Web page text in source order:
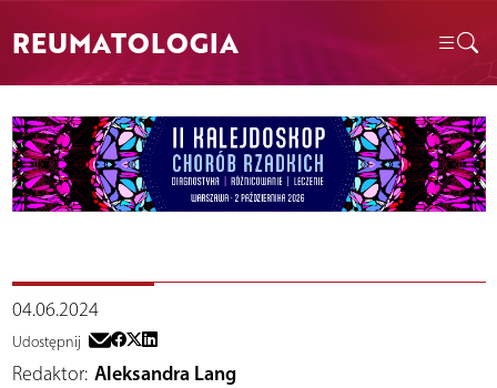
REUMATOLOGIA
04.06.2024
Udostępnij
Redaktor: Aleksandra Lang